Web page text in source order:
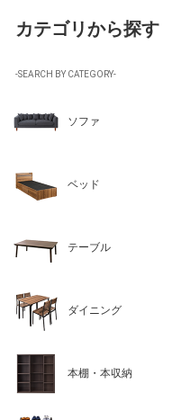
カテゴリから探す
-SEARCH BY CATEGORY-
ソファ
ベッド
テーブル
ダイニング
本棚・本収納